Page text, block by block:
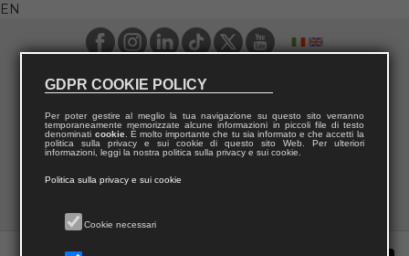
EN
GDPR COOKIE POLICY
Per poter gestire al meglio la tua navigazione su questo sito verranno
temporaneamente memorizzate alcune informazioni in piccoli file di testo
denominati cookie. È molto importante che tu sia informato e che accetti la
politica sulla privacy e sui cookie di questo sito Web. Per ulteriori
informazioni, leggi la nostra politica sulla privacy e sui cookie.
Politica sulla privacy e sui cookie
Cookie necessari